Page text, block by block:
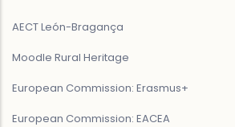
AECT León-Bragança
Moodle Rural Heritage
European Commission: Erasmus+
European Commission: EACEA